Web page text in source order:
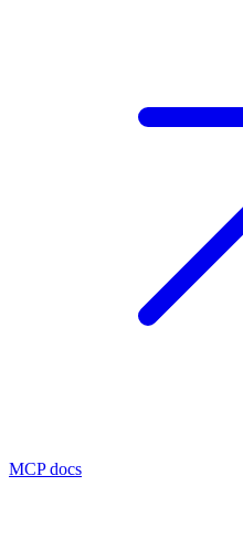
MCP docs